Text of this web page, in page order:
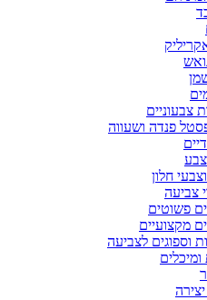
צבעוניים
פנדה ושעווה
צבע
חלון
צביעה
פשוטים
מקצועיים
וספוגים לצביעה